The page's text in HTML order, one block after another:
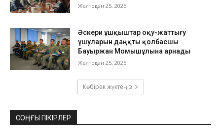
Желтоқсан 25, 2025
Әскери ұшқыштар оқу-жаттығу
ұшуларын даңқты қолбасшы
Бауыржан Момышұлына арнады
Желтоқсан 25, 2025
Көбірек жүктеңіз
СОҢҒЫ ПІКІРЛЕР